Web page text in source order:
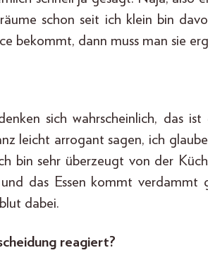
schon seit ich klein bin
bekommt, dann muss man sie
sich wahrscheinlich, das
leicht arrogant sagen, ich
bin sehr überzeugt von der
das Essen kommt
dabei.
reagiert?